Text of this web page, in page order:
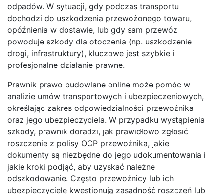
odpadów. W sytuacji, gdy podczas transportu
dochodzi do uszkodzenia przewożonego towaru,
opóźnienia w dostawie, lub gdy sam przewóz
powoduje szkody dla otoczenia (np. uszkodzenie
drogi, infrastruktury), kluczowe jest szybkie i
profesjonalne działanie prawne.
Prawnik prawo budowlane online może pomóc w
analizie umów transportowych i ubezpieczeniowych,
określając zakres odpowiedzialności przewoźnika
oraz jego ubezpieczyciela. W przypadku wystąpienia
szkody, prawnik doradzi, jak prawidłowo zgłosić
roszczenie z polisy OCP przewoźnika, jakie
dokumenty są niezbędne do jego udokumentowania i
jakie kroki podjąć, aby uzyskać należne
odszkodowanie. Często przewoźnicy lub ich
ubezpieczyciele kwestionują zasadność roszczeń lub